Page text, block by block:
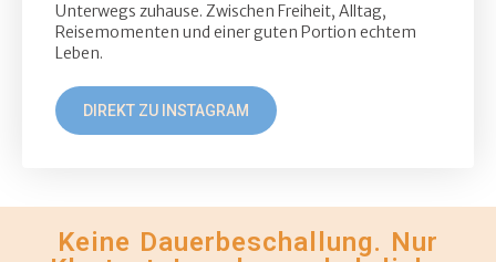
Unterwegs zuhause. Zwischen Freiheit, Alltag,
Reisemomenten und einer guten Portion echtem
Leben.
DIREKT ZU INSTAGRAM
Keine Dauerbeschallung. Nur